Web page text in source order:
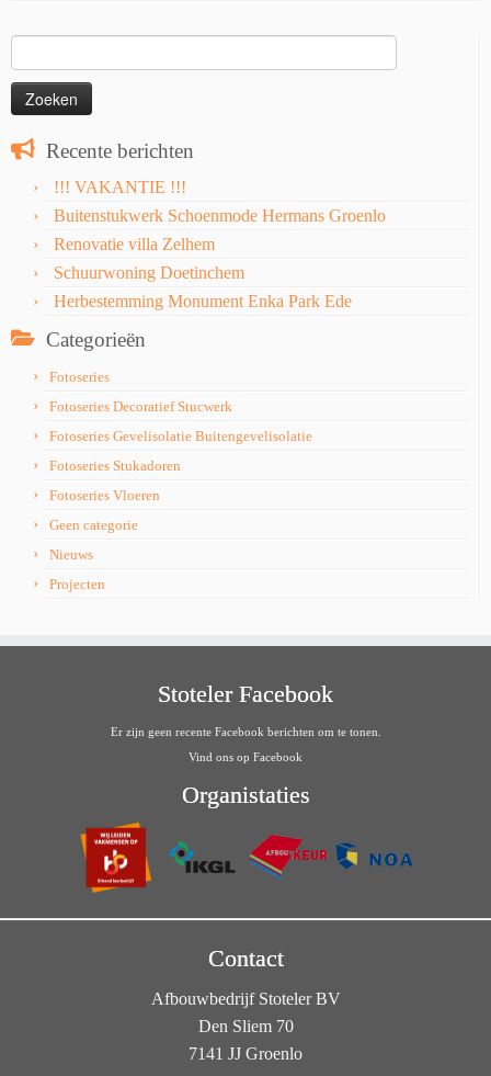
naar:
Recente berichten
!!! VAKANTIE !!!
Buitenstukwerk Schoenmode Hermans Groenlo
Renovatie villa Zelhem
Schuurwoning Doetinchem
Herbestemming Monument Enka Park Ede
Categorieën
Fotoseries
Fotoseries Decoratief Stucwerk
Fotoseries Gevelisolatie Buitengevelisolatie
Fotoseries Stukadoren
Fotoseries Vloeren
Geen categorie
Nieuws
Projecten
Stoteler Facebook
Er zijn geen recente Facebook berichten om te tonen.
Vind ons op Facebook
Organistaties
Contact
Afbouwbedrijf Stoteler BV
Den Sliem 70
7141 JJ Groenlo